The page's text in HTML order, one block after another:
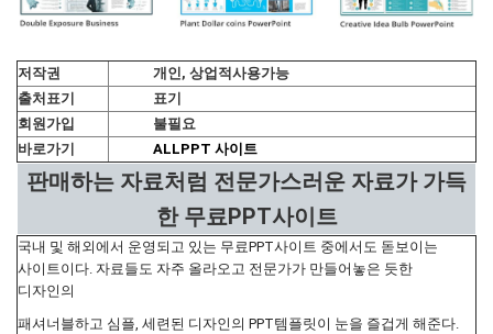
저작권
개인, 상업적사용가능
출처표기
표기
회원가입
불필요
바로가기
ALLPPT 사이트
판매하는 자료처럼 전문가스러운 자료가 가득
한 무료PPT사이트
국내 및 해외에서 운영되고 있는 무료PPT사이트 중에서도 돋보이는
사이트이다. 자료들도 자주 올라오고 전문가가 만들어놓은 듯한
디자인의
패셔너블하고 심플, 세련된 디자인의 PPT템플릿이 눈을 즐겁게 해준다.